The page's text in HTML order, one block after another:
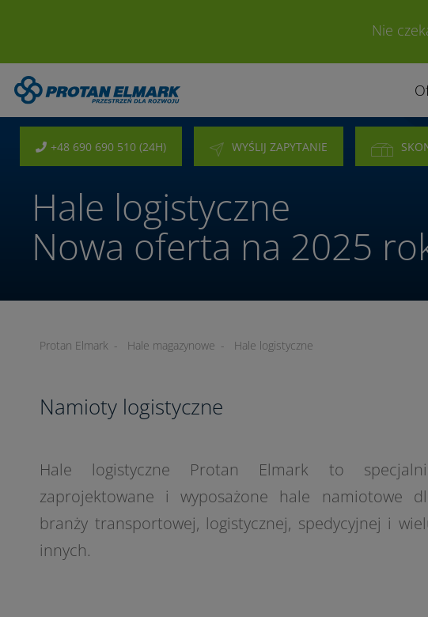
Nie
+48 690 690 510 (24H) WYŚLIJ ZAPYTANIE
Hale logistyczne
Nowa oferta na 2025
Protan Elmark - Hale magazynowe - Hale logistyczne
Namioty logistyczne
Hale logistyczne Protan Elmark to
zaprojektowane i wyposażone hale namiotowe
branży transportowej, logistycznej, spedycyjnej i
innych.